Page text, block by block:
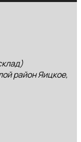
район Яицкое,